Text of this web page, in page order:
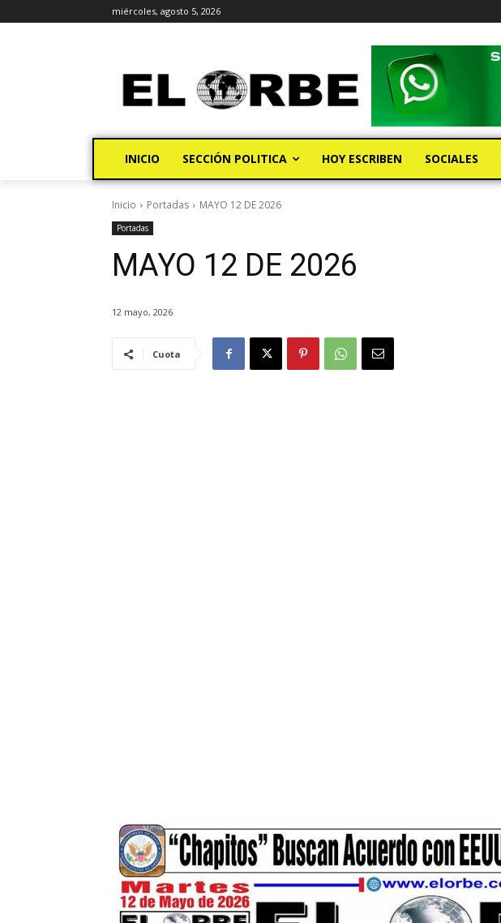
miércoles, agosto 5, 2026
INICIO SECCIÓN POLITICA HOY ESCRIBEN SOCIALES
Inicio Portadas MAYO 12 DE 2026
Portadas
MAYO 12 DE 2026
12 mayo, 2026
Cuota